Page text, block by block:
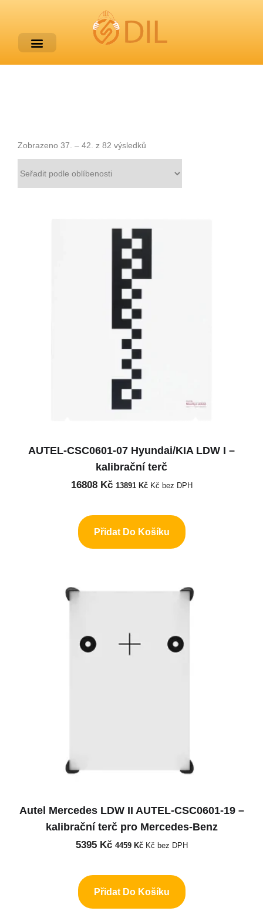
Zobrazeno 37. – 42. z 82 výsledků
AUTEL-CSC0601-07 Hyundai/KIA LDW I –
kalibrační terč
16808 Kč 13891 KčKč bez DPH
Přidat Do Košíku
Autel Mercedes LDW II AUTEL-CSC0601-19 –
kalibrační terč pro Mercedes-Benz
5395 Kč 4459 KčKč bez DPH
Přidat Do Košíku